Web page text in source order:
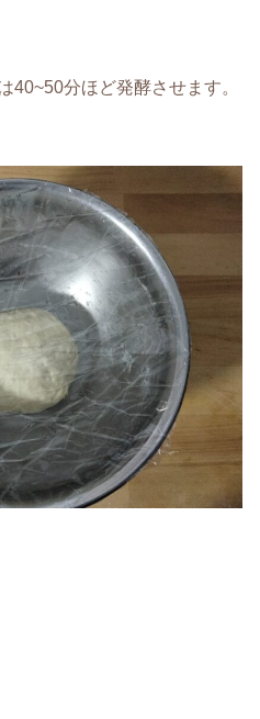
分ほど発酵させます。